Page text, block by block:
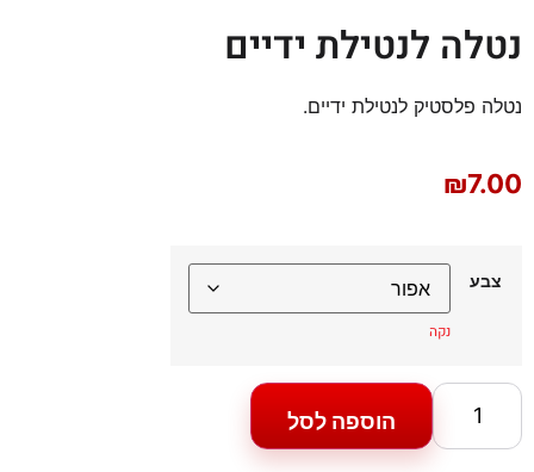
נטלה לנטילת ידיים
נטלה פלסטיק לנטילת ידיים.
₪7.00
צבע
נקה
הוספה לסל